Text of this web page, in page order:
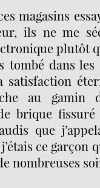
magasins
ils ne me
plutôt
tombé dans les
au gamin
brique fissuré
que
ce garçon
nombreuses